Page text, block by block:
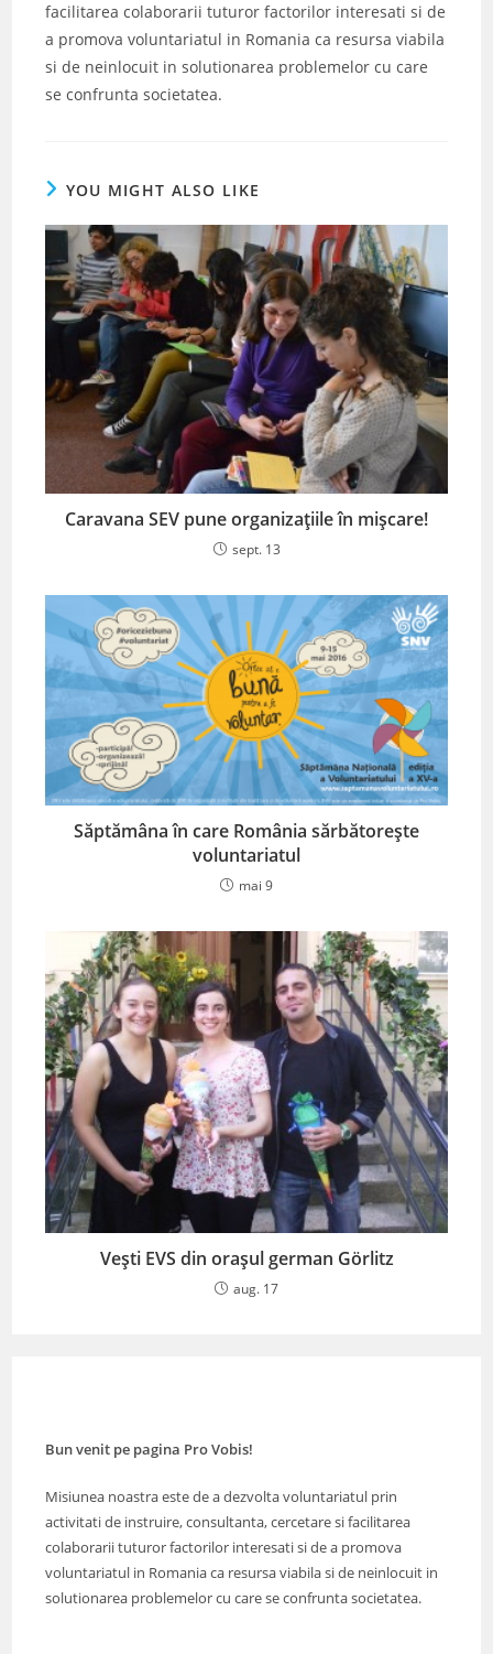
facilitarea colaborarii tuturor factorilor interesati si de
a promova voluntariatul in Romania ca resursa viabila
si de neinlocuit in solutionarea problemelor cu care
se confrunta societatea.
YOU MIGHT ALSO LIKE
Caravana SEV pune organizațiile în mișcare!
sept. 13
Săptămâna în care România sărbătorește
voluntariatul
mai 9
Vești EVS din orașul german Görlitz
aug. 17
Bun venit pe pagina Pro Vobis!
Misiunea noastra este de a dezvolta voluntariatul prin
activitati de instruire, consultanta, cercetare si facilitarea
colaborarii tuturor factorilor interesati si de a promova
voluntariatul in Romania ca resursa viabila si de neinlocuit in
solutionarea problemelor cu care se confrunta societatea.